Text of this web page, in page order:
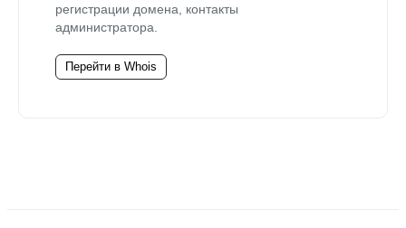
регистрации домена, контакты
администратора.
Перейти в Whois